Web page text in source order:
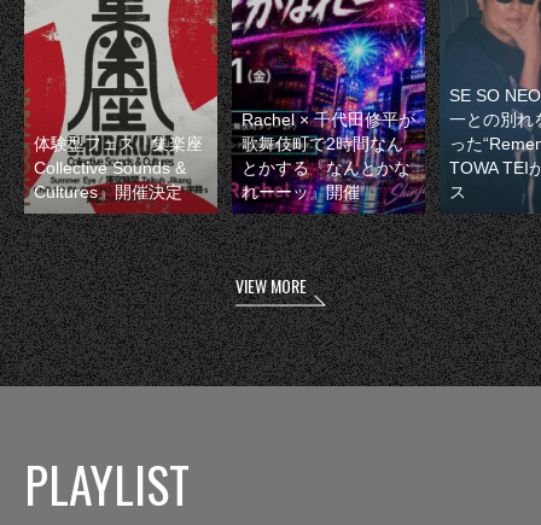
体験型フェス『集楽座
Collective Sounds &
Cultures』開催決定
Rachel × 千代田修平が
歌舞伎町で2時間なん
とかする『なんとかな
れーーッ』開催
SE SO
一との別れ
った
TOWA TEI
ス
VIEW MORE
PLAYLIST